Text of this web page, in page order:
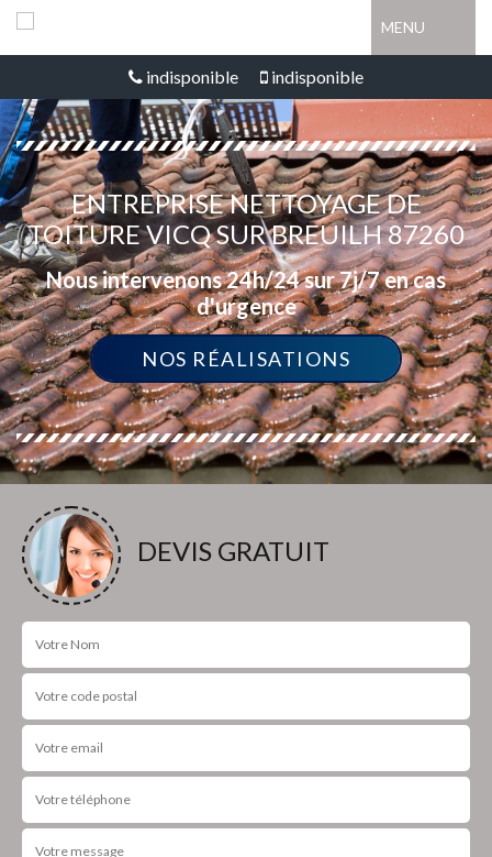
MENU
indisponible indisponible
ENTREPRISE NETTOYAGE DE
TOITURE VICQ SUR BREUILH 87260
Nous intervenons 24h/24 sur 7j/7 en cas
d'urgence
NOS RÉALISATIONS
DEVIS GRATUIT